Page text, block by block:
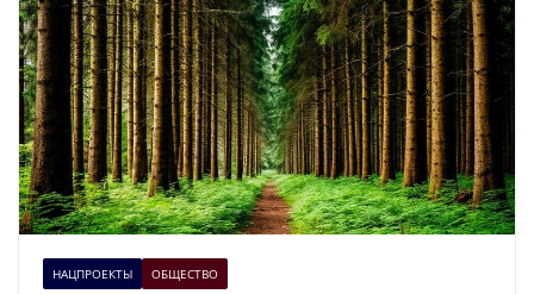
НАЦПРОЕКТЫ ОБЩЕСТВО